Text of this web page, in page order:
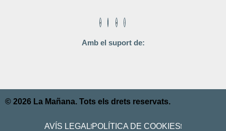
Amb el suport de:
© 2026 La Mañana. Tots els drets reservats.
AVÍS LEGAL POLÍTICA DE COOKIES